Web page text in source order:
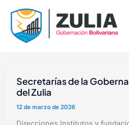
contenido
contenido
Secretarías de la
del Zulia
12 de marzo de 2026